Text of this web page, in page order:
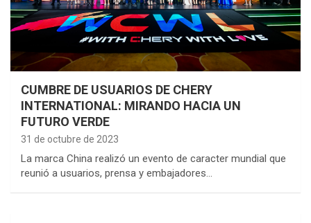
CUMBRE DE USUARIOS DE CHERY
INTERNATIONAL: MIRANDO HACIA UN
FUTURO VERDE
31 de octubre de 2023
La marca China realizó un evento de caracter mundial que
reunió a usuarios, prensa y embajadores…